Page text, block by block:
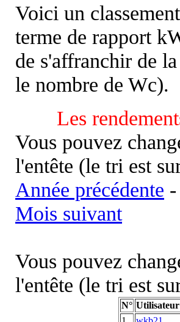
Voici un
terme de rapport
de s'affranchir de
le nombre de Wc).
Les
Vous pouvez
l'entête (le tri est
Année précédente -
Mois suivant
Vous pouvez
l'entête (le tri est
N° Utilisateur